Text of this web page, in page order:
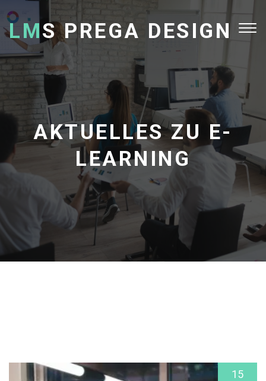
LMS PREGA DESIGN
AKTUELLES ZU E-
LEARNING
15